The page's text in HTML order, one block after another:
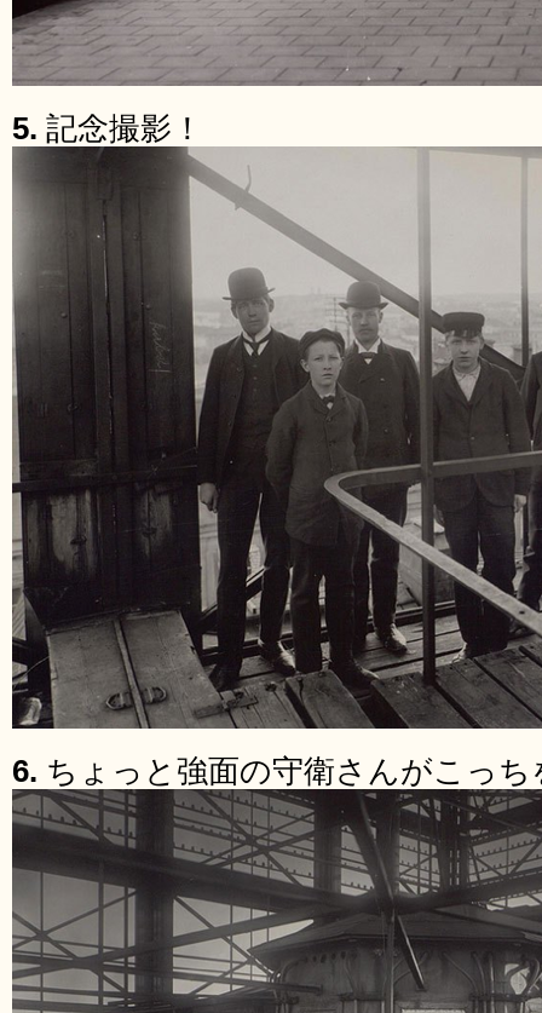
5. 記念撮影！
6. ちょっと強面の守衛さんがこっ